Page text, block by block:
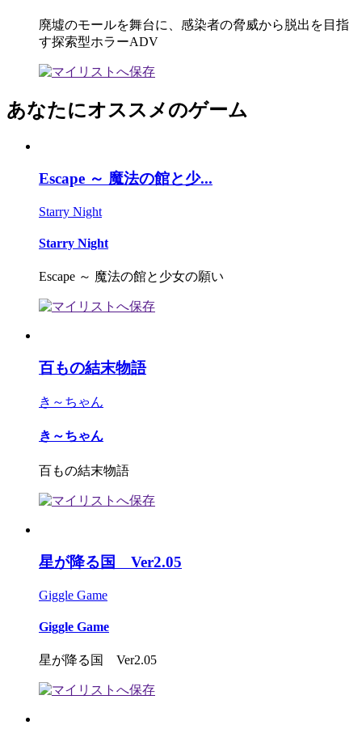
廃墟のモールを舞台に、感染者の脅威から脱出を目指
す探索型ホラーADV
あなたにオススメのゲーム
Escape ～ 魔法の館と少...
Starry Night
Starry Night
Escape ～ 魔法の館と少女の願い
百もの結末物語
き～ちゃん
き～ちゃん
百もの結末物語
星が降る国 Ver2.05
Giggle Game
Giggle Game
星が降る国 Ver2.05